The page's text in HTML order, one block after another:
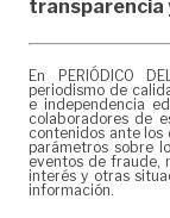
transparencia
En PERIÓDICO
periodismo de
e independencia
colaboradores de
contenidos ante los
parámetros sobre
eventos de fraude,
interés y otras
información.